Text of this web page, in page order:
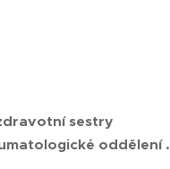
sestry
oddělení .